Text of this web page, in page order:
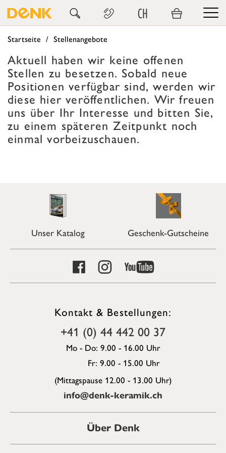
CH
Startseite Stellenangebote
Aktuell haben wir keine offenen
Stellen zu besetzen. Sobald neue
Positionen verfügbar sind, werden wir
diese hier veröffentlichen. Wir freuen
uns über Ihr Interesse und bitten Sie,
zu einem späteren Zeitpunkt noch
einmal vorbeizuschauen.
Unser Katalog Geschenk-Gutscheine
Kontakt & Bestellungen:
+41 (0) 44 442 00 37
Mo - Do: 9.00 - 16.00 Uhr
Fr: 9.00 - 15.00 Uhr
(Mittagspause 12.00 - 13.00 Uhr)
info@denk-keramik.ch
Über Denk